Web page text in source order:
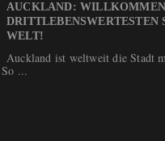
AUCKLAND:
DRITTLEBENSWERTESTEN
WELT!
Auckland ist weltweit die Stadt
...